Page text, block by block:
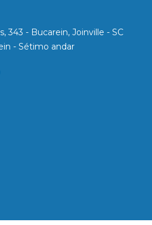
343 - Bucarein, Joinville - SC
- Sétimo andar